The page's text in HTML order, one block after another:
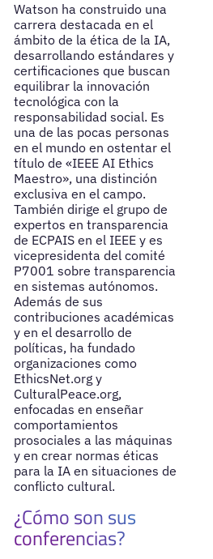
Watson ha construido una
carrera destacada en el
ámbito de la ética de la IA,
desarrollando estándares y
certificaciones que buscan
equilibrar la innovación
tecnológica con la
responsabilidad social. Es
una de las pocas personas
en el mundo en ostentar el
título de «IEEE AI Ethics
Maestro», una distinción
exclusiva en el campo.
También dirige el grupo de
expertos en transparencia
de ECPAIS en el IEEE y es
vicepresidenta del comité
P7001 sobre transparencia
en sistemas autónomos.
Además de sus
contribuciones académicas
y en el desarrollo de
políticas, ha fundado
organizaciones como
EthicsNet.org y
CulturalPeace.org,
enfocadas en enseñar
comportamientos
prosociales a las máquinas
y en crear normas éticas
para la IA en situaciones de
conflicto cultural.
¿Cómo son sus
conferencias?